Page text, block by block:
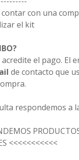
con una
el kit
el pago. El
de contacto que
respondemos a
<<<<<<<<<<<